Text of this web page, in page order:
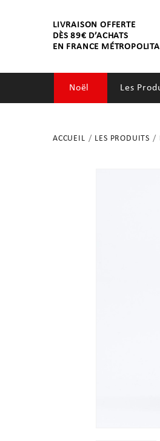
LIVRAISON OFFERTE
DÈS 89€ D’ACHATS
EN FRANCE
Noël Les
ACCUEIL LES PRODUITS